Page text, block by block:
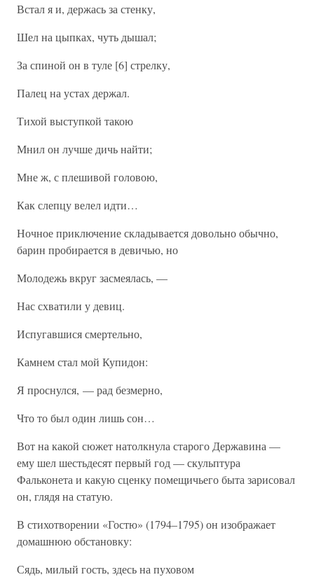
Встал я и, держась за стенку,
Шел на цыпках, чуть дышал;
За спиной он в туле [6] стрелку,
Палец на устах держал.
Тихой выступкой такою
Мнил он лучше дичь найти;
Мне ж, с плешивой головою,
Как слепцу велел идти…
Ночное приключение складывается довольно обычно,
барин пробирается в девичью, но
Молодежь вкруг засмеялась, —
Нас схватили у девиц.
Испугавшися смертельно,
Камнем стал мой Купидон:
Я проснулся, — рад безмерно,
Что то был один лишь сон…
Вот на какой сюжет натолкнула старого Державина —
ему шел шестьдесят первый год — скульптура
Фальконета и какую сценку помещичьего быта зарисовал
он, глядя на статую.
В стихотворении «Гостю» (1794–1795) он изображает
домашнюю обстановку:
Сядь, милый гость, здесь на пуховом